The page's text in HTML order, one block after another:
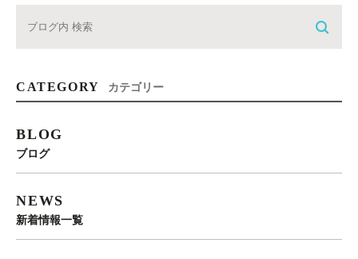
CATEGORY カテゴリー
BLOG
ブログ
NEWS
新着情報一覧